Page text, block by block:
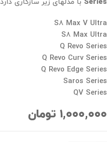
Series با مدلهای زیر سازگاری دارد
S8 Max V Ultra
S8 Max Ultra
Q Revo Series
Q Revo Curv Series
Q Revo Edge Series
Saros Series
QV Series
۱,۰۰۰,۰۰۰ تومان